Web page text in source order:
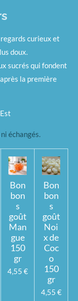
curieux et
doux.
sucrés qui fondent
la première
échangés.
Bon
bon
s
goût
Man
gue
150
gr
4,55 €
Bon
bon
s
goût
Noi
x de
Coc
o
150
gr
4,55 €